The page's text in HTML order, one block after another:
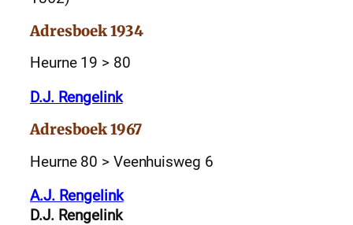
Adresboek 1934
Heurne 19 > 80
D.J. Rengelink
Adresboek 1967
Heurne 80 > Veenhuisweg 6
A.J. Rengelink
D.J. Rengelink